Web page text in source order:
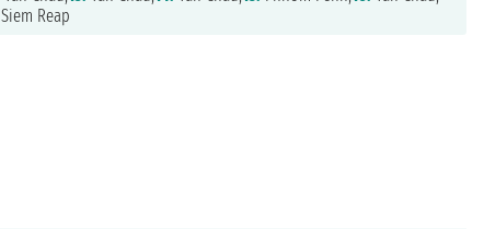
Siem Reap